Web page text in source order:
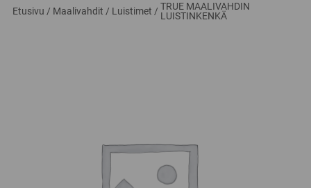
Etusivu / Maalivahdit / Luistimet / TRUE MAALIVAHDIN
LUISTINKENKÄ